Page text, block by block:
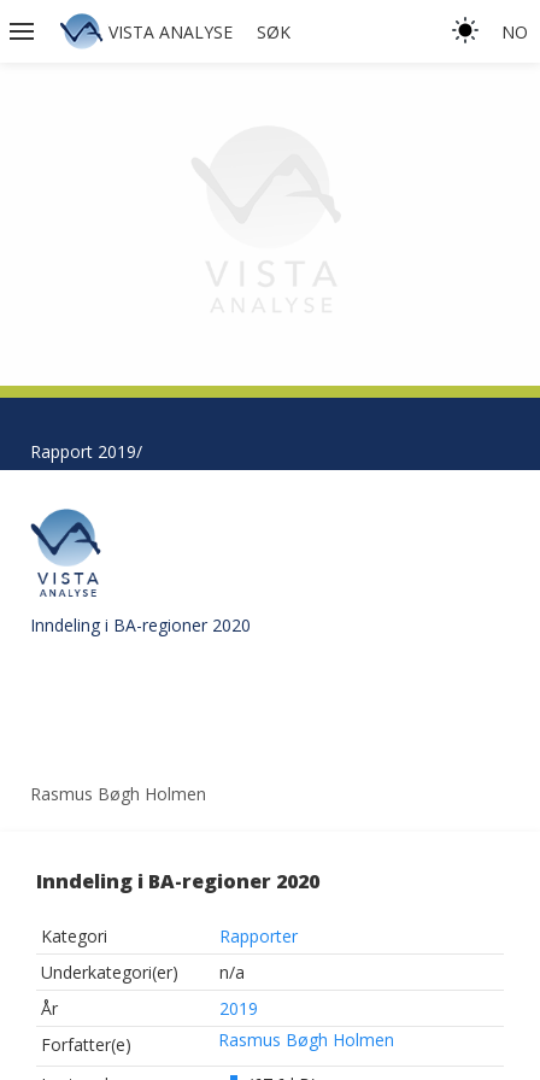
VISTA ANALYSE SØK NO
Rapport 2019/
Inndeling i BA-regioner 2020
Rasmus Bøgh Holmen
Inndeling i BA-regioner 2020
Kategori
Rapporter
Underkategori(er)
n/a
År
2019
Forfatter(e)
Rasmus Bøgh Holmen